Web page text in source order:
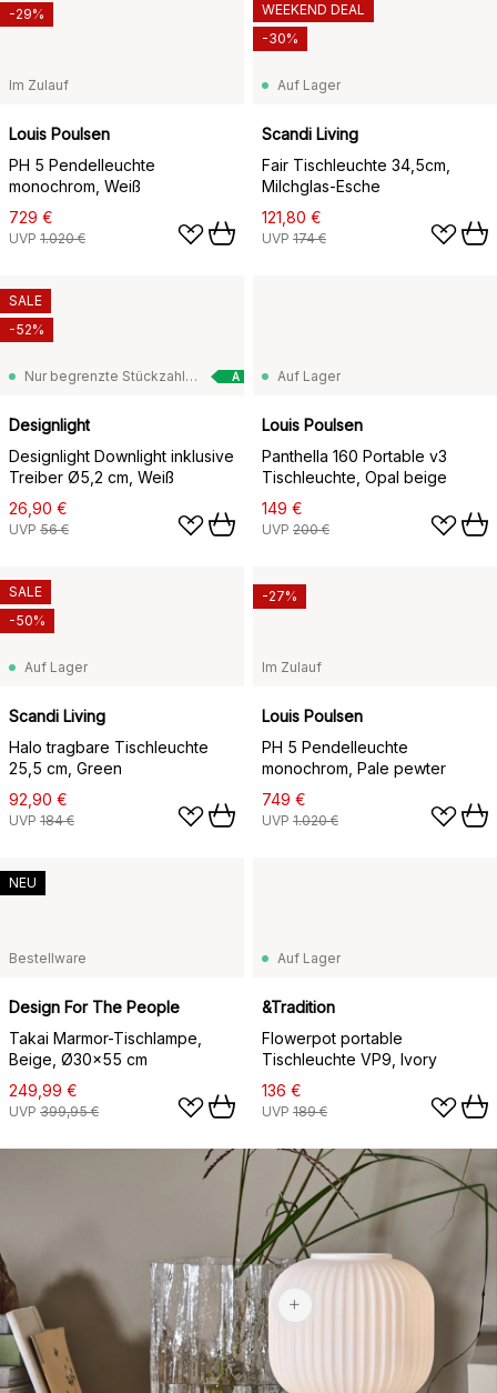
Im Zulauf
Louis Poulsen
PH 5 Pendelleuchte
monochrom, Weiß
729 €
UVP 1.020 €
-29%
Auf Lager
Scandi Living
Fair Tischleuchte 34,5cm,
Milchglas-Esche
121,80 €
UVP 174 €
WEEKEND DEAL
-30%
A
Nur begrenzte Stückzahl vorrätig
Designlight
Designlight Downlight inklusive
Treiber Ø5,2 cm, Weiß
26,90 €
UVP 56 €
SALE
-52%
Auf Lager
Louis Poulsen
Panthella 160 Portable v3
Tischleuchte, Opal beige
149 €
UVP 200 €
Auf Lager
Scandi Living
Halo tragbare Tischleuchte
25,5 cm, Green
92,90 €
UVP 184 €
SALE
-50%
Im Zulauf
Louis Poulsen
PH 5 Pendelleuchte
monochrom, Pale pewter
749 €
UVP 1.020 €
-27%
Bestellware
Design For The People
Takai Marmor-Tischlampe,
Beige, Ø30x55 cm
249,99 €
UVP 399,95 €
NEU
Auf Lager
&Tradition
Flowerpot portable
Tischleuchte VP9, Ivory
136 €
UVP 189 €
82,90 €
225 €